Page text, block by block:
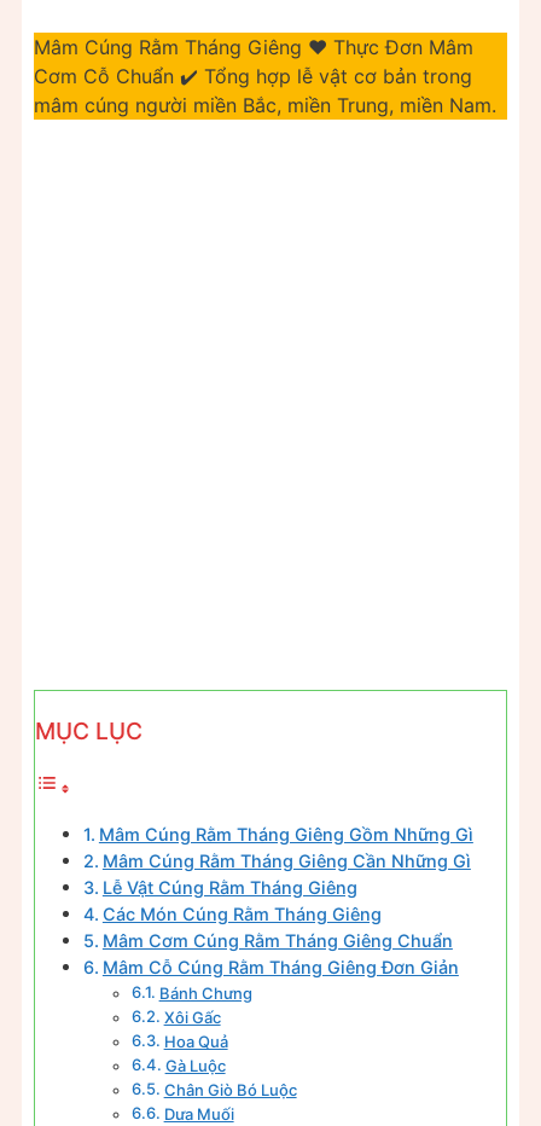
Mâm Cúng Rằm Tháng Giêng ❤️ Thực Đơn Mâm
Cơm Cỗ Chuẩn ✔️ Tổng hợp lễ vật cơ bản trong
mâm cúng người miền Bắc, miền Trung, miền Nam.
MỤC LỤC
Mâm Cúng Rằm Tháng Giêng Gồm Những Gì
Mâm Cúng Rằm Tháng Giêng Cần Những Gì
Lễ Vật Cúng Rằm Tháng Giêng
Các Món Cúng Rằm Tháng Giêng
Mâm Cơm Cúng Rằm Tháng Giêng Chuẩn
Mâm Cỗ Cúng Rằm Tháng Giêng Đơn Giản
Bánh Chưng
Xôi Gấc
Hoa Quả
Gà Luộc
Chân Giò Bó Luộc
Dưa Muối